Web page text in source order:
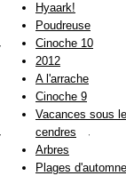
Hyaark!
Poudreuse
Cinoche 10
2012
A l'arrache
Cinoche 9
Vacances sous
cendres
Arbres
Plages d'automne